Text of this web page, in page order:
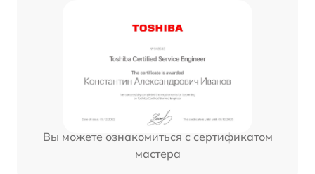
Вы можете ознакомиться с сертификатом
мастера